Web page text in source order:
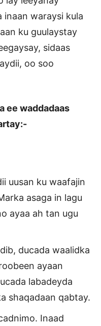
inaan waraysi kula
ku guulaystay
sidaas
oo soo
ee waddadaas
uusan ku waafajin
asaga in lagu
ayaa ah tan ugu
ducada waalidka
ayaan
labadeyda
shaqadaan qabtay.
Inaad